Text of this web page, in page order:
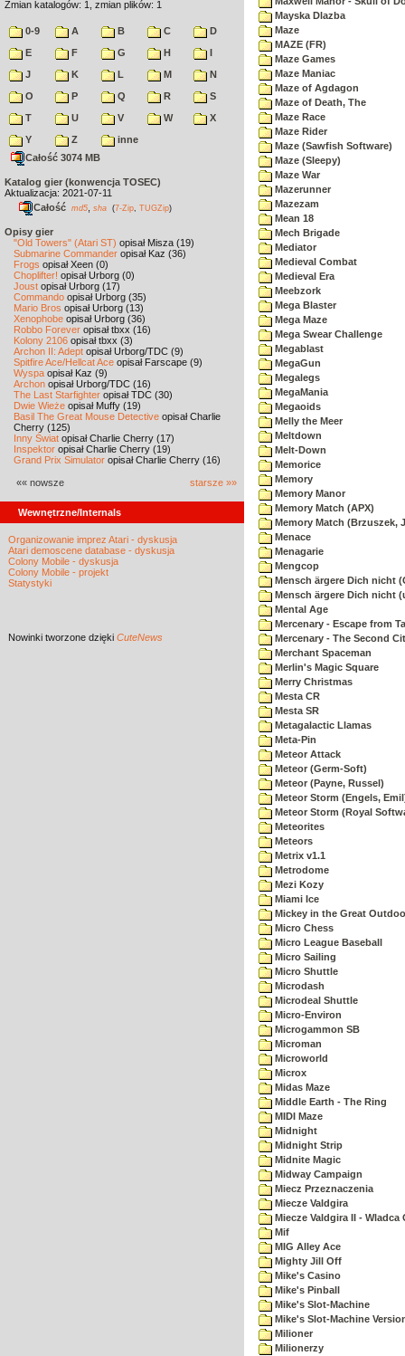
Zmian katalogów: 1, zmian plików: 1
0-9 A B C
D
E
F G H
I
J
K L M
N
O
P Q R
S
T
U V W
X
Y
Z
inne
Całość 3074 MB
Katalog gier (konwencja TOSEC)
Aktualizacja: 2021-07-11
Całość md5 sha (7-Zip TUGZip)
Opisy gier
"Old Towers" (Atari ST) opisał Misza (19)
Submarine Commander opisał Kaz (36)
Frogs opisał Xeen (0)
Choplifter! opisał Urborg (0)
Joust opisał Urborg (17)
Commando opisał Urborg (35)
Mario Bros opisał Urborg (13)
Xenophobe opisał Urborg (36)
Robbo Forever opisał tbxx (16)
Kolony 2106 opisał tbxx (3)
Archon II: Adept opisał Urborg/TDC (9)
Spitfire Ace/Hellcat Ace opisał Farscape (9)
Wyspa opisał Kaz (9)
Archon opisał Urborg/TDC (16)
The Last Starfighter opisał TDC (30)
Dwie Wieże opisał Muffy (19)
Basil The Great Mouse Detective opisał Charlie
Cherry (125)
Inny Świat opisał Charlie Cherry (17)
Inspektor opisał Charlie Cherry (19)
Grand Prix Simulator opisał Charlie Cherry (16)
«« nowsze starsze »»
Wewnętrzne/Internals
Organizowanie imprez Atari - dyskusja
Atari demoscene database - dyskusja
Colony Mobile - dyskusja
Colony Mobile - projekt
Statystyki
Nowinki tworzone dzięki CuteNews
Mayska Dlazba
Maze
MAZE (FR)
Maze Games
Maze Maniac
Maze of Agdagon
Maze of Death, The
Maze Race
Maze Rider
Maze (Sawfish Software)
Maze (Sleepy)
Maze War
Mazerunner
Mazezam
Mean 18
Mech Brigade
Mediator
Medieval Combat
Medieval Era
Meebzork
Mega Blaster
Mega Maze
Mega Swear Challenge
Megablast
MegaGun
Megalegs
MegaMania
Megaoids
Melly the Meer
Meltdown
Melt-Down
Memorice
Memory
Memory Manor
Memory Match (APX)
Memory Match (Brzuszek,
Menace
Menagarie
Mengcop
Mensch ärgere Dich nicht
Mensch ärgere Dich nicht
Mental Age
Mercenary - Escape from
Mercenary - The Second
Merchant Spaceman
Merlin's Magic Square
Merry Christmas
Mesta CR
Mesta SR
Metagalactic Llamas
Meta-Pin
Meteor Attack
Meteor (Germ-Soft)
Meteor (Payne, Russel)
Meteor Storm (Engels,
Meteor Storm (Royal
Meteorites
Meteors
Metrix v1.1
Metrodome
Mezi Kozy
Miami Ice
Mickey in the Great
Micro Chess
Micro League Baseball
Micro Sailing
Micro Shuttle
Microdash
Microdeal Shuttle
Micro-Environ
Microgammon SB
Microman
Microworld
Microx
Midas Maze
Middle Earth - The Ring
MIDI Maze
Midnight
Midnight Strip
Midnite Magic
Midway Campaign
Miecz Przeznaczenia
Miecze Valdgira
Miecze Valdgira II - Wladca
Mif
MIG Alley Ace
Mighty Jill Off
Mike's Casino
Mike's Pinball
Mike's Slot-Machine
Mike's Slot-Machine
Milioner
Milionerzy